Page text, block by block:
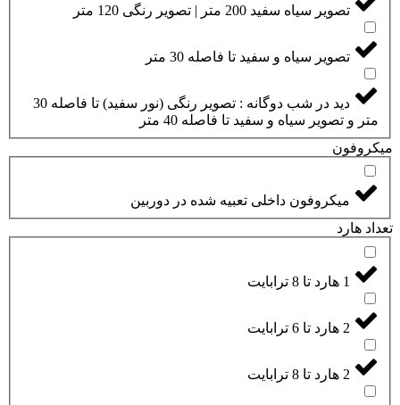
تصویر سیاه سفید 200 متر | تصویر رنگی 120 متر
تصویر سیاه و سفید تا فاصله 30 متر
دید در شب دوگانه : تصویر رنگی (نور سفید) تا فاصله 30
متر و تصویر سیاه و سفید تا فاصله 40 متر
میکروفون
میکروفون داخلی تعبیه شده در دوربین
تعداد هارد
1 هارد تا 8 ترابایت
2 هارد تا 6 ترابایت
2 هارد تا 8 ترابایت